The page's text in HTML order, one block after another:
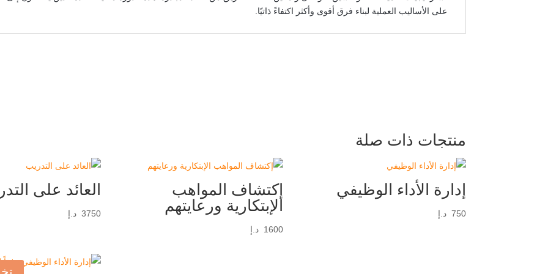
على الأساليب العملية لبناء فرق أقوى وأكثر اكتفاءً ذاتيًا.
منتجات ذات صلة
إدارة الأداء الوظيفي
750 د.إ
إكتشاف المواهب
الإبتكارية ورعايتهم
1600 د.إ
العائد على
3750 د.إ